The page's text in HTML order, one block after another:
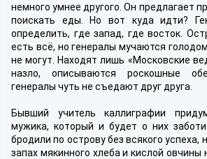
немного умнее другого. Он предлагает
поискать еды. Но вот куда идти?
определить, где запад, где восток.
есть всё, но генералы мучаются
не могут. Находят лишь «Московские
назло, описываются роскошные
генералы чуть не съедают друг друга.
Бывший учитель каллиграфии
мужика, который и будет о них
бродили по острову без всякого успеха,
запах мякинного хлеба и кислой овчины